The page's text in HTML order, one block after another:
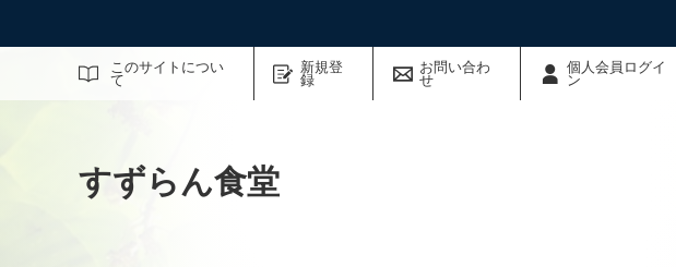
このサイトについ
て
新規登
録
お問い合わ
せ
個人会員ログイ
ン
サイト内検索
すずらん食堂